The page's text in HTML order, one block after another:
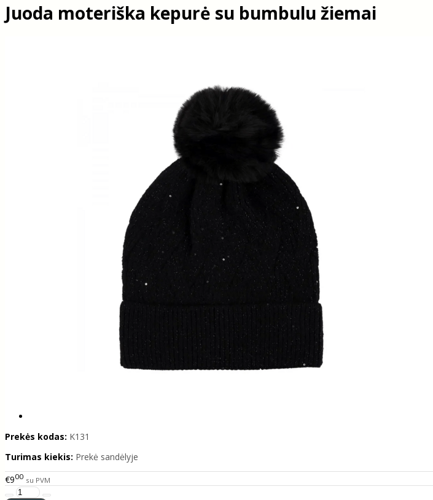
Juoda moteriška kepurė su bumbulu žiemai
Prekės kodas: K131
Turimas kiekis: Prekė sandėlyje
€900 su PVM